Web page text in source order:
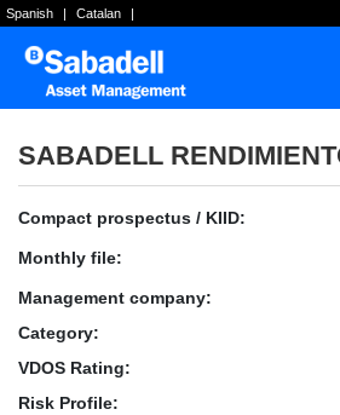
Spanish | Catalan |
SABADELL
Compact prospectus / KIID:
Monthly file:
Management company:
Category:
VDOS Rating:
Risk Profile: